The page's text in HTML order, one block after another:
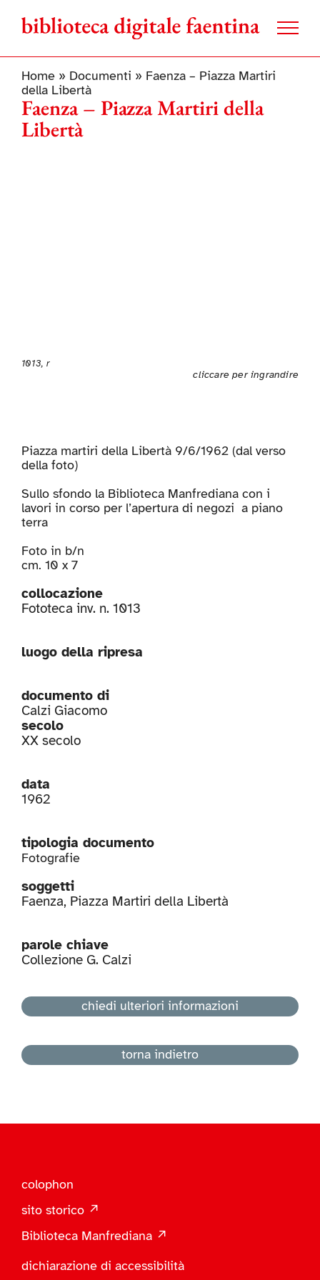
contenuto
Home» Documenti » Faenza – Piazza Martiri
della Libertà
Faenza – Piazza Martiri della
Libertà
1013, r
cliccare per ingrandire
Piazza martiri della Libertà 9/6/1962 (dal verso
della foto)
Sullo sfondo la Biblioteca Manfrediana con i
lavori in corso per l’apertura di negozi a piano
terra
Foto in b/n
cm. 10 x 7
collocazione
Fototeca inv. n. 1013
luogo della ripresa
documento di
Calzi Giacomo
secolo
XX secolo
data
1962
tipologia documento
Fotografie
soggetti
Faenza, Piazza Martiri della Libertà
parole chiave
Collezione G. Calzi
chiedi ulteriori informazioni
torna indietro
colophon
sito storico ↗
Biblioteca Manfrediana ↗
dichiarazione di accessibilità